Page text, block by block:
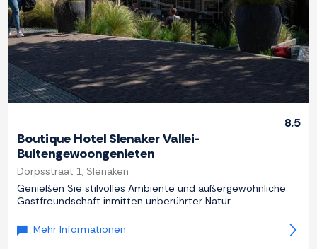
8.5
Boutique Hotel Slenaker Vallei-
Buitengewoongenieten
Dorpsstraat 1, Slenaken
Genießen Sie stilvolles Ambiente und außergewöhnliche
Gastfreundschaft inmitten unberührter Natur.
Mehr Informationen